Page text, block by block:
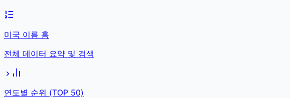
미국 이름 홈
전체 데이터 요약 및 검색
연도별 순위 (TOP 50)